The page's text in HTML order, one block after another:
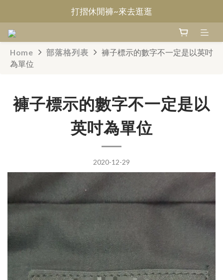
Welcome~甄褲
打摺休閒褲~來去逛逛
Welcome~甄褲
Home 部落格列表
褲子標示的數字不一定是以英吋
為單位
褲子標示的數字不一定是以
英吋為單位
2020-12-29